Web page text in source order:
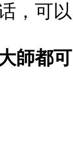
，可
師都